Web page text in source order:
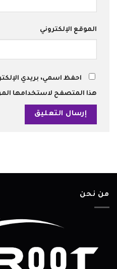
الموقع الإلكتروني
احفظ اسمي، بريدي
هذا المتصفح لاستخدامها
من نحن